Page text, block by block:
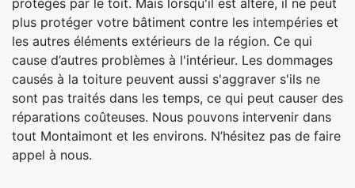
protégés par le toit. Mais lorsqu'il est altéré, il ne peut
plus protéger votre bâtiment contre les intempéries et
les autres éléments extérieurs de la région. Ce qui
cause d’autres problèmes à l'intérieur. Les dommages
causés à la toiture peuvent aussi s'aggraver s'ils ne
sont pas traités dans les temps, ce qui peut causer des
réparations coûteuses. Nous pouvons intervenir dans
tout Montaimont et les environs. N’hésitez pas de faire
appel à nous.